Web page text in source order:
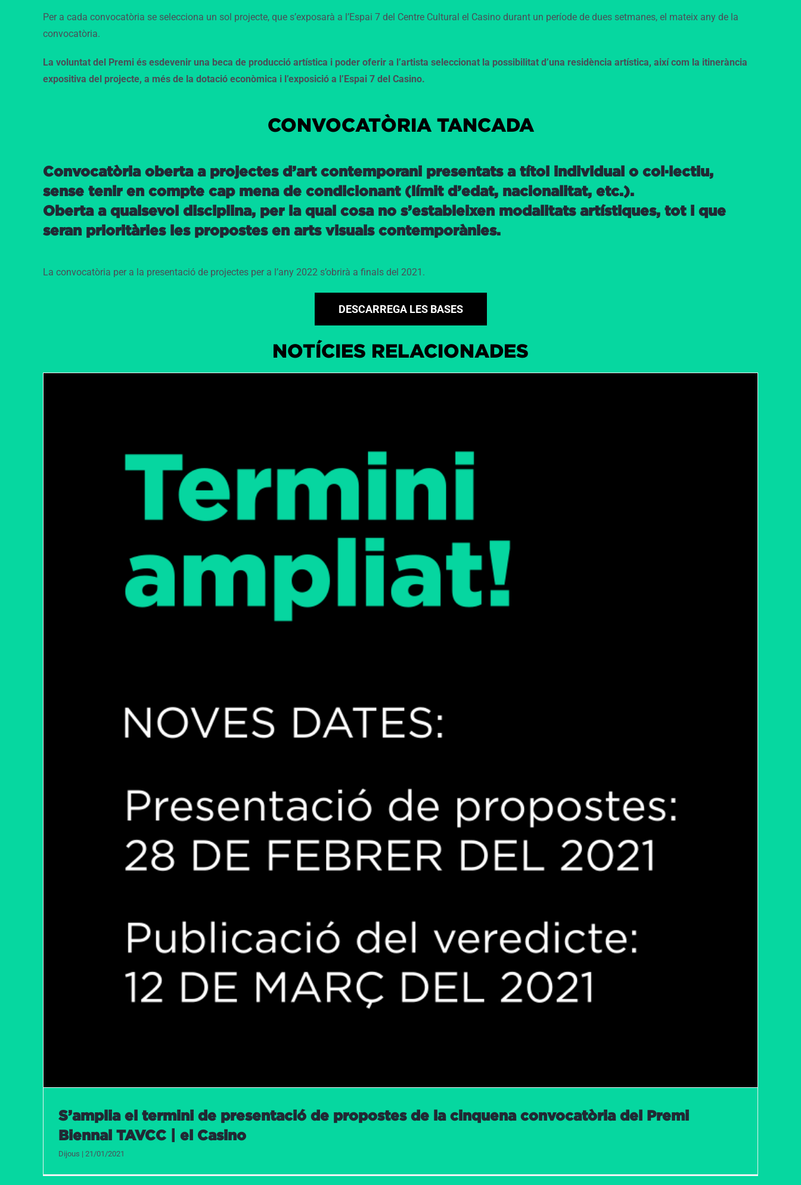
Per a cada convocatòria se selecciona un sol projecte, que s’exposarà a l’Espai 7 del Centre Cultural el Casino durant un període de dues setmanes, el mateix any de la
convocatòria.
La voluntat del Premi és esdevenir una beca de producció artística i poder oferir a l’artista seleccionat la possibilitat d’una residència artística, així com la itinerància
expositiva del projecte, a més de la dotació econòmica i l’exposició a l’Espai 7 del Casino.
CONVOCATÒRIA TANCADA
Convocatòria oberta a projectes d’art contemporani presentats a títol individual o col·lectiu,
sense tenir en compte cap mena de condicionant (límit d’edat, nacionalitat, etc.).
Oberta a qualsevol disciplina, per la qual cosa no s’estableixen modalitats artístiques, tot i que
seran prioritàries les propostes en arts visuals contemporànies.
La convocatòria per a la presentació de projectes per a l’any 2022 s’obrirà a finals del 2021.
DESCARREGA LES BASES
NOTÍCIES RELACIONADES
S’amplia el termini de presentació de propostes de la cinquena convocatòria del Premi
Biennal TAVCC | el Casino
Dijous | 21/01/2021